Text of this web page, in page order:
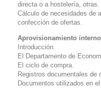
directa o a hostelería, otras.
Cálculo de necesidades de
confección de ofertas.
Aprovisionamiento interno
Introducción.
El Departamento de
El ciclo de compra.
Registros documentales de
Documentos utilizados en